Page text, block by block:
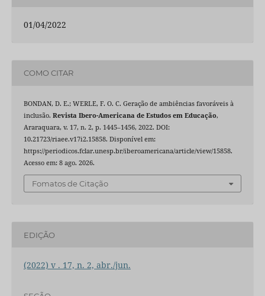
01/04/2022
COMO CITAR
BONDAN, D. E.; WERLE, F. O. C. Geração de ambiências favoráveis à
inclusão. Revista Ibero-Americana de Estudos em Educação,
Araraquara, v. 17, n. 2, p. 1445–1456, 2022. DOI:
10.21723/riaee.v17i2.15858. Disponível em:
https://periodicos.fclar.unesp.br/iberoamericana/article/view/15858.
Acesso em: 8 ago. 2026.
Fomatos de Citação
EDIÇÃO
(2022) v . 17, n. 2, abr./jun.